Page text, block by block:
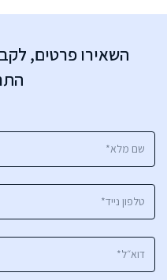
השאירו פרטים,